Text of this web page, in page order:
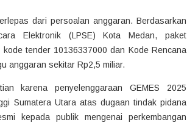
dari persoalan anggaran. Berdasarkan
Elektronik (LPSE) Kota Medan, paket
tender 10136337000 dan Kode Rencana
anggaran sekitar Rp2,5 miliar.
karena penyelenggaraan GEMES 2025
Sumatera Utara atas dugaan tindak pidana
kepada publik mengenai perkembangan